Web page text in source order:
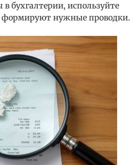
бухгалтерии, используйте
нужные проводки.